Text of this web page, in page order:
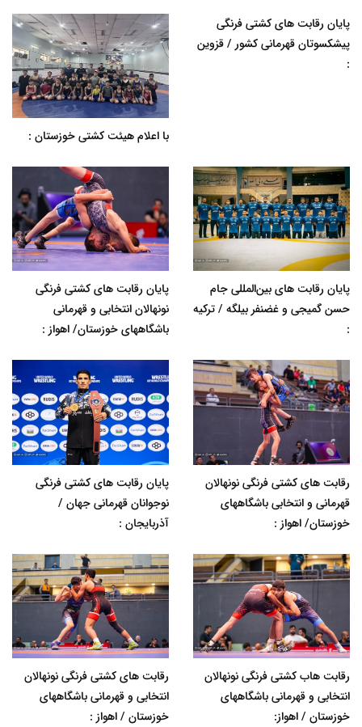
پایان رقابت های کشتی فرنگی
پیشکسوتان قهرمانی کشور / قزوین
:
با اعلام هیئت کشتی خوزستان :
پایان رقابت های بین‌المللی جام
حسن گمیجی و غضنفر بیلگه / ترکیه
:
پایان رقابت های کشتی فرنگی
نونهالان انتخابی و قهرمانی
باشگاههای خوزستان/ اهواز :
رقابت های کشتی فرنگی نونهالان
قهرمانی و انتخابی باشگاههای
خوزستان/ اهواز :
پایان رقابت های کشتی فرنگی
نوجوانان قهرمانی جهان /
آذربایجان :
رقابت هاب کشتی فرنگی نونهالان
انتخابی و قهرمانی باشگاههای
خوزستان / اهواز:
رقابت های کشتی فرنگی نونهالان
انتخابی و قهرمانی باشگاههای
خوزستان / اهواز :